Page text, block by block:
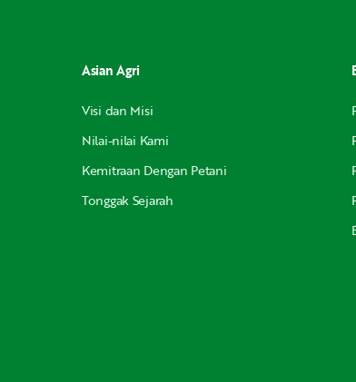
Asian Agri
Visi dan Misi
Nilai-nilai Kami
Kemitraan Dengan Petani
Tonggak Sejarah